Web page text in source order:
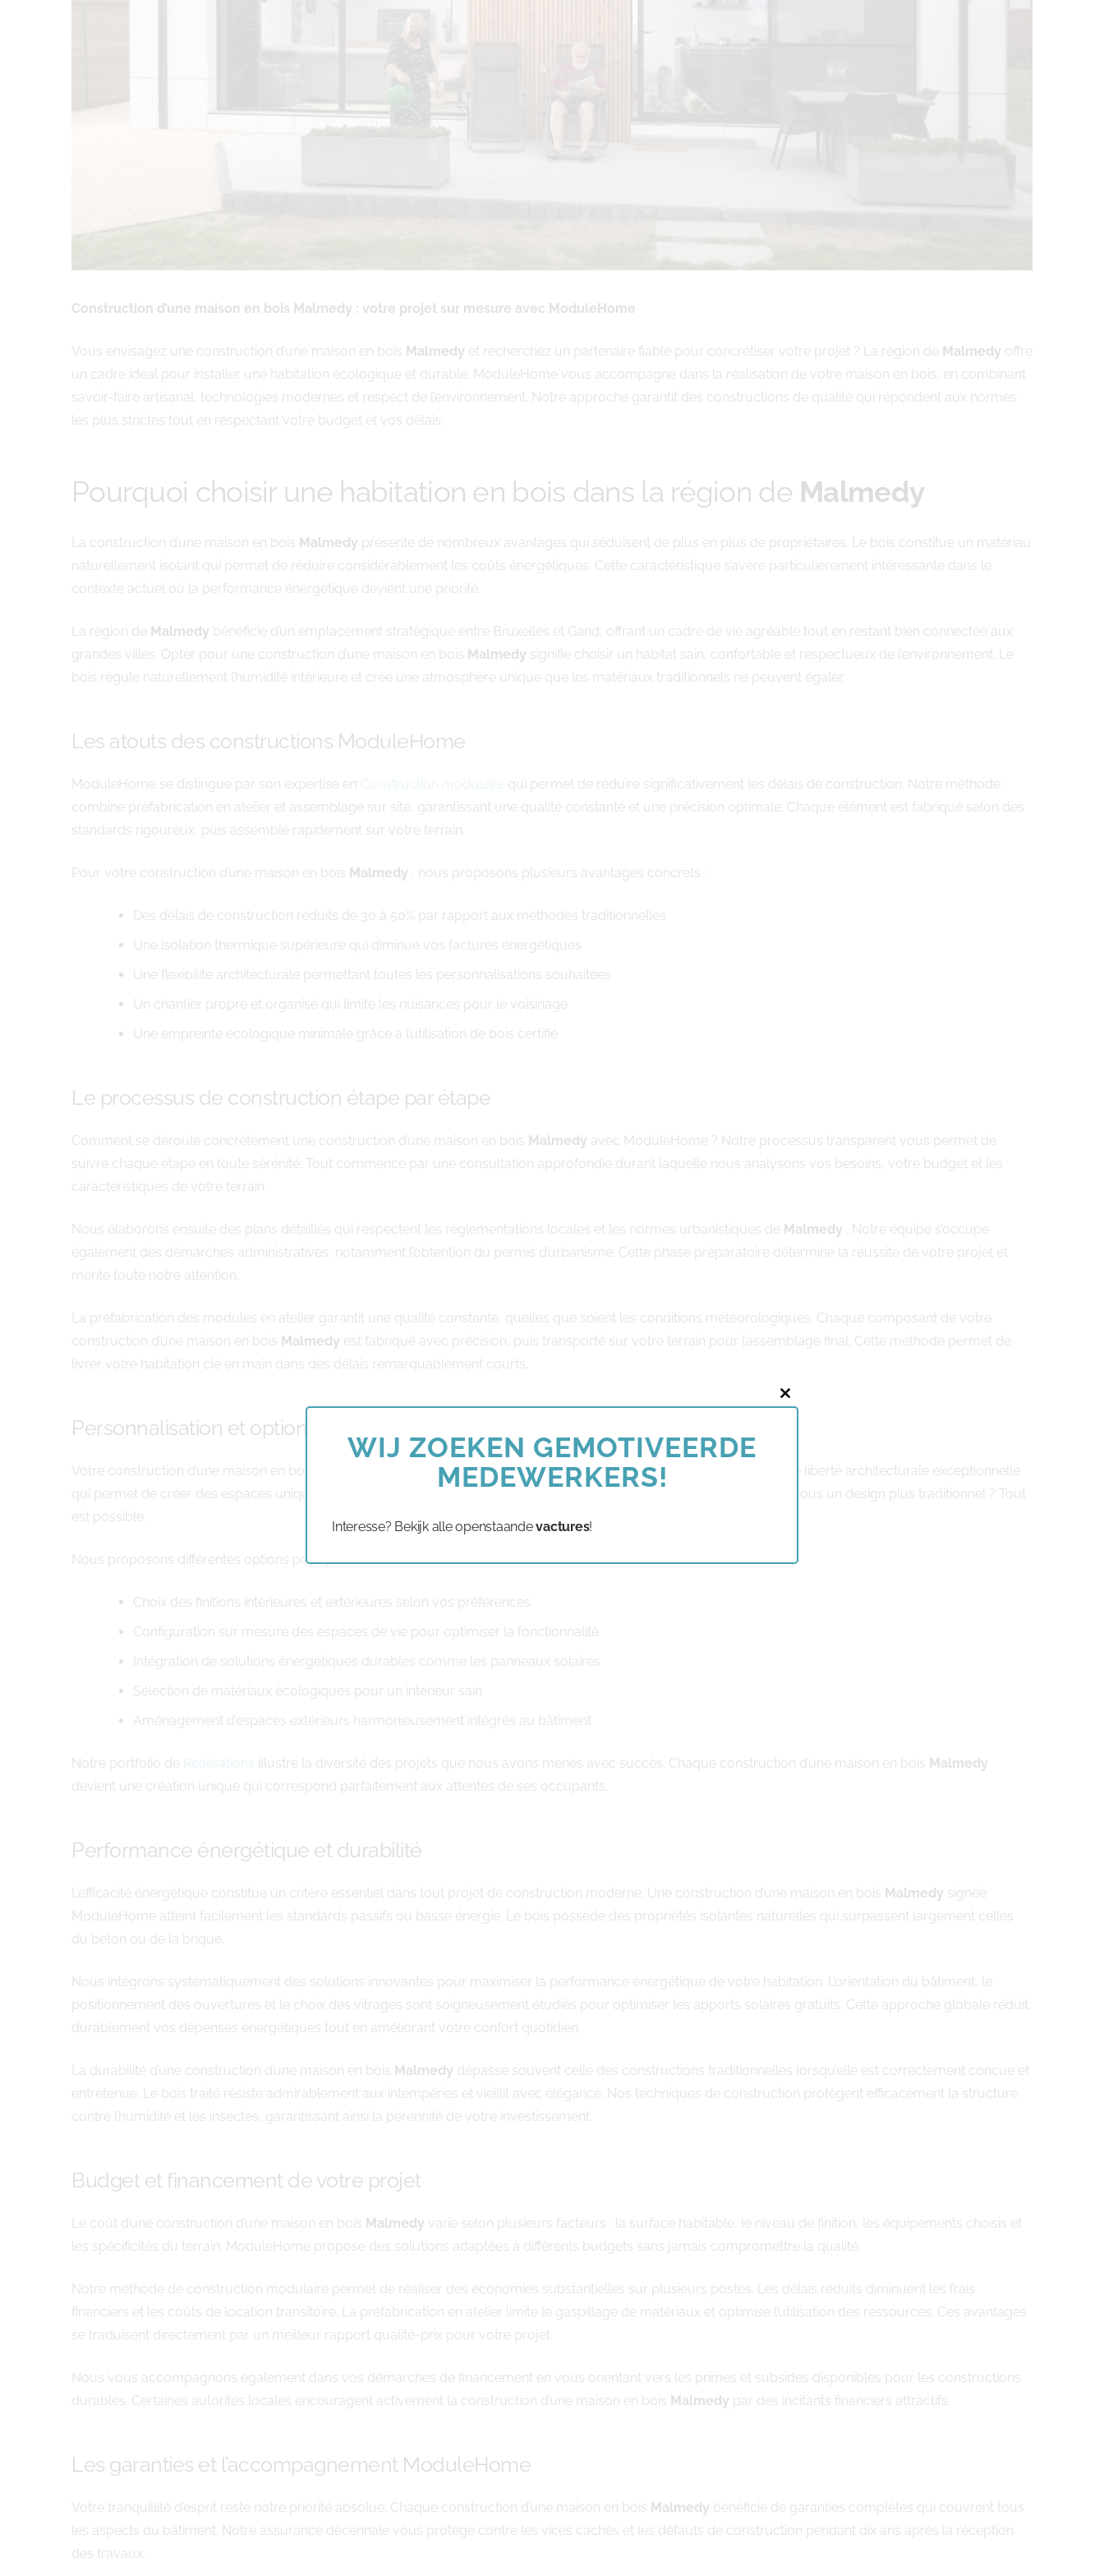
Construction d’une maison en bois Malmedy : votre projet sur mesure avec ModuleHome
Vous envisagez une construction d’une maison en bois Malmedy et recherchez un partenaire fiable pour concrétiser votre projet ? La région de Malmedy offre
un cadre idéal pour installer une habitation écologique et durable. ModuleHome vous accompagne dans la réalisation de votre maison en bois, en combinant
savoir-faire artisanal, technologies modernes et respect de l’environnement. Notre approche garantit des constructions de qualité qui répondent aux normes
les plus strictes tout en respectant votre budget et vos délais.
Pourquoi choisir une habitation en bois dans la région de Malmedy
La construction d’une maison en bois Malmedy présente de nombreux avantages qui séduisent de plus en plus de propriétaires. Le bois constitue un matériau
naturellement isolant qui permet de réduire considérablement les coûts énergétiques. Cette caractéristique s’avère particulièrement intéressante dans le
contexte actuel où la performance énergétique devient une priorité.
La région de Malmedy bénéficie d’un emplacement stratégique entre Bruxelles et Gand, offrant un cadre de vie agréable tout en restant bien connectée aux
grandes villes. Opter pour une construction d’une maison en bois Malmedy signifie choisir un habitat sain, confortable et respectueux de l’environnement. Le
bois régule naturellement l’humidité intérieure et crée une atmosphère unique que les matériaux traditionnels ne peuvent égaler.
Les atouts des constructions ModuleHome
ModuleHome se distingue par son expertise en Construction modulaire qui permet de réduire significativement les délais de construction. Notre méthode
combine préfabrication en atelier et assemblage sur site, garantissant une qualité constante et une précision optimale. Chaque élément est fabriqué selon des
standards rigoureux, puis assemblé rapidement sur votre terrain.
Pour votre construction d’une maison en bois Malmedy , nous proposons plusieurs avantages concrets :
Des délais de construction réduits de 30 à 50% par rapport aux méthodes traditionnelles
Une isolation thermique supérieure qui diminue vos factures énergétiques
Une flexibilité architecturale permettant toutes les personnalisations souhaitées
Un chantier propre et organisé qui limite les nuisances pour le voisinage
Une empreinte écologique minimale grâce à l’utilisation de bois certifié
Le processus de construction étape par étape
Comment se déroule concrètement une construction d’une maison en bois Malmedy avec ModuleHome ? Notre processus transparent vous permet de
suivre chaque étape en toute sérénité. Tout commence par une consultation approfondie durant laquelle nous analysons vos besoins, votre budget et les
caractéristiques de votre terrain.
Nous élaborons ensuite des plans détaillés qui respectent les réglementations locales et les normes urbanistiques de Malmedy . Notre équipe s’occupe
également des démarches administratives, notamment l’obtention du permis d’urbanisme. Cette phase préparatoire détermine la réussite de votre projet et
mérite toute notre attention.
La préfabrication des modules en atelier garantit une qualité constante, quelles que soient les conditions météorologiques. Chaque composant de votre
construction d’une maison en bois Malmedy est fabriqué avec précision, puis transporté sur votre terrain pour l’assemblage final. Cette méthode permet de
livrer votre habitation clé en main dans des délais remarquablement courts.
Personnalisation et options architecturales
Votre construction d’une maison en bois
reflète votre personnalité et votre style de vie. ModuleHome offre une liberté architecturale exceptionnelle
qui permet de créer des espaces uniques. Souhaitez-vous une maison contemporaine aux lignes épurées ou préférez-vous un design plus traditionnel ? Tout
est possible.
Nous proposons différentes options pour personnaliser votre habitat :
Choix des finitions intérieures et extérieures selon vos préférences
Configuration sur mesure des espaces de vie pour optimiser la fonctionnalité
Intégration de solutions énergétiques durables comme les panneaux solaires
Sélection de matériaux écologiques pour un intérieur sain
Aménagement d’espaces extérieurs harmonieusement intégrés au bâtiment
Notre portfolio de Realisations illustre la diversité des projets que nous avons menés avec succès. Chaque construction d’une maison en bois Malmedy
devient une création unique qui correspond parfaitement aux attentes de ses occupants.
Performance énergétique et durabilité
L’efficacité énergétique constitue un critère essentiel dans tout projet de construction moderne. Une construction d’une maison en bois Malmedy signée
ModuleHome atteint facilement les standards passifs ou basse énergie. Le bois possède des propriétés isolantes naturelles qui surpassent largement celles
du béton ou de la brique.
Nous intégrons systématiquement des solutions innovantes pour maximiser la performance énergétique de votre habitation. L’orientation du bâtiment, le
positionnement des ouvertures et le choix des vitrages sont soigneusement étudiés pour optimiser les apports solaires gratuits. Cette approche globale réduit
durablement vos dépenses énergétiques tout en améliorant votre confort quotidien.
La durabilité d’une construction d’une maison en bois Malmedy dépasse souvent celle des constructions traditionnelles lorsqu’elle est correctement conçue et
entretenue. Le bois traité résiste admirablement aux intempéries et vieillit avec élégance. Nos techniques de construction protègent efficacement la structure
contre l’humidité et les insectes, garantissant ainsi la pérennité de votre investissement.
Budget et financement de votre projet
Le coût d’une construction d’une maison en bois Malmedy varie selon plusieurs facteurs : la surface habitable, le niveau de finition, les équipements choisis et
les spécificités du terrain. ModuleHome propose des solutions adaptées à différents budgets sans jamais compromettre la qualité.
Notre méthode de construction modulaire permet de réaliser des économies substantielles sur plusieurs postes. Les délais réduits diminuent les frais
financiers et les coûts de location transitoire. La préfabrication en atelier limite le gaspillage de matériaux et optimise l’utilisation des ressources. Ces avantages
se traduisent directement par un meilleur rapport qualité-prix pour votre projet.
Nous vous accompagnons également dans vos démarches de financement en vous orientant vers les primes et subsides disponibles pour les constructions
durables. Certaines autorités locales encouragent activement la construction d’une maison en bois Malmedy par des incitants financiers attractifs.
Les garanties et l’accompagnement ModuleHome
Votre tranquillité d’esprit reste notre priorité absolue. Chaque construction d’une maison en bois Malmedy bénéficie de garanties complètes qui couvrent tous
les aspects du bâtiment. Notre assurance décennale vous protège contre les vices cachés et les défauts de construction pendant dix ans après la réception
des travaux.
Close
WIJ ZOEKEN GEMOTIVEERDE
MEDEWERKERS!
Interesse? Bekijk alle openstaandevactures!